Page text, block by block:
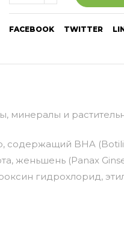
FACEBOOK TWITTER
и
BHA
женьшень (Panax
гидрохлорид,